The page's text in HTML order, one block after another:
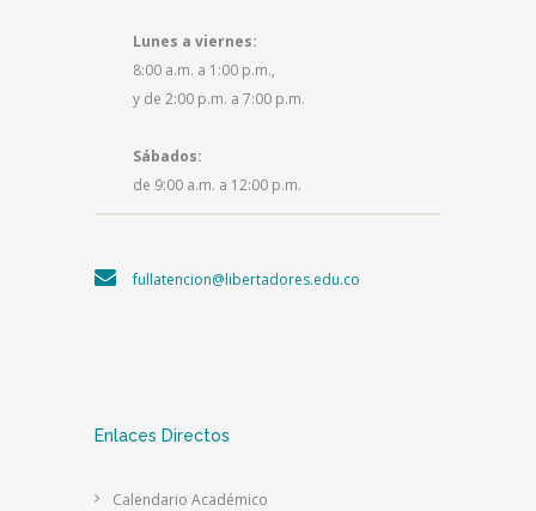
Lunes a viernes:
8:00 a.m. a 1:00 p.m.,
y de 2:00 p.m. a 7:00 p.m.
Sábados:
de 9:00 a.m. a 12:00 p.m.
fullatencion@libertadores.edu.co
Enlaces Directos
Calendario Académico